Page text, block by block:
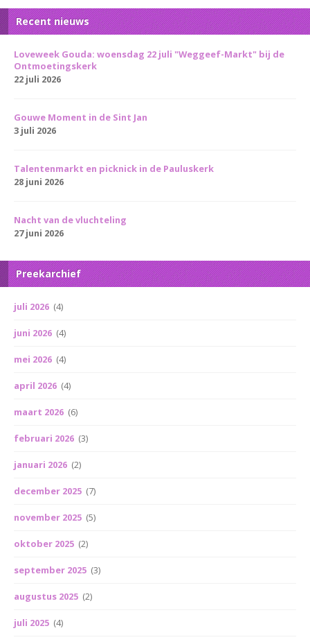
Recent nieuws
Loveweek Gouda: woensdag 22 juli "Weggeef-Markt" bij de
Ontmoetingskerk
22 juli 2026
Gouwe Moment in de Sint Jan
3 juli 2026
Talentenmarkt en picknick in de Pauluskerk
28 juni 2026
Nacht van de vluchteling
27 juni 2026
Preekarchief
juli 2026 (4)
juni 2026 (4)
mei 2026 (4)
april 2026 (4)
maart 2026 (6)
februari 2026 (3)
januari 2026 (2)
december 2025 (7)
november 2025 (5)
oktober 2025 (2)
september 2025 (3)
augustus 2025 (2)
juli 2025 (4)